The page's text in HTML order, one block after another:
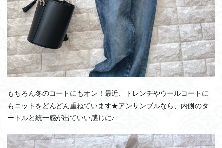
もちろん冬のコートにもオン！最近、トレンチやウールコートに
もニットをどんどん重ねています★アンサンブルなら、内側のタ
ートルと統一感が出ていい感じに♪